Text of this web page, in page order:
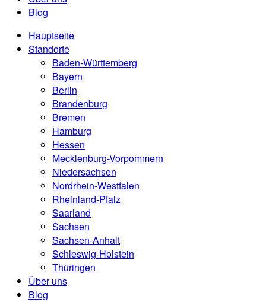
Blog
Hauptseite
Standorte
Baden-Württemberg
Bayern
Berlin
Brandenburg
Bremen
Hamburg
Hessen
Mecklenburg-Vorpommern
Niedersachsen
Nordrhein-Westfalen
Rheinland-Pfalz
Saarland
Sachsen
Sachsen-Anhalt
Schleswig-Holstein
Thüringen
Über uns
Blog